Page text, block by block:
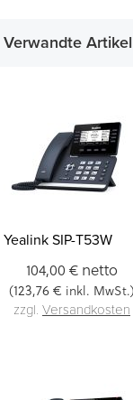
Verwandte Artikel
Yealink SIP-T53W
104,00 € netto
(123,76 € inkl. MwSt.)
zzgl. Versandkosten